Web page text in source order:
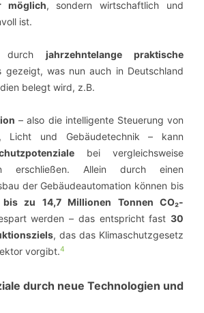
möglich, sondern wirtschaftlich und
ist.
durch jahrzehntelange praktische
gezeigt, was nun auch in Deutschland
belegt wird, z.B.
– also die intelligente Steuerung von
Licht und Gebäudetechnik – kann
bei vergleichsweise
erschließen. Allein durch einen
der Gebäudeautomation können bis
bis zu 14,7 Millionen Tonnen CO₂-
werden – das entspricht fast 30
, das das Klimaschutzgesetz
vorgibt.4
durch neue Technologien und